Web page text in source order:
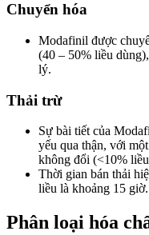
Chuyển hóa
Modafinil được
(40 – 50% liều
lý.
Thải trừ
Sự bài tiết của
yếu qua thận, với
không đổi (<10%
Thời gian bán thải
liều là khoảng 15 giờ.
Phân loại hóa